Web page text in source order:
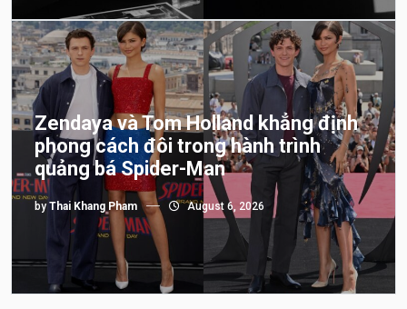
Zendaya và Tom Holland khẳng định
phong cách đôi trong hành trình
quảng bá Spider-Man
by Thai Khang Pham August 6, 2026